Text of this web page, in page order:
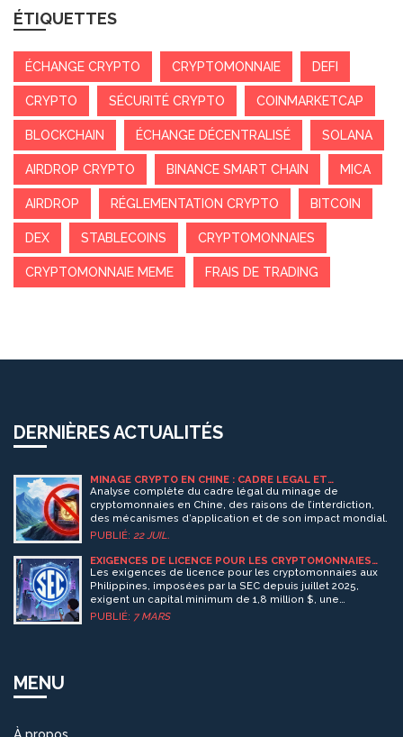
ÉTIQUETTES
ÉCHANGE CRYPTO CRYPTOMONNAIE DEFI
CRYPTO SÉCURITÉ CRYPTO COINMARKETCAP
BLOCKCHAIN ÉCHANGE DÉCENTRALISÉ SOLANA
AIRDROP CRYPTO BINANCE SMART CHAIN MICA
AIRDROP RÉGLEMENTATION CRYPTO BITCOIN
DEX STABLECOINS CRYPTOMONNAIES
CRYPTOMONNAIE MEME FRAIS DE TRADING
DERNIÈRES ACTUALITÉS
MINAGE CRYPTO EN CHINE : CADRE LÉGAL ET
RESTRICTIONS ACTUELLES
Analyse complète du cadre légal du minage de
cryptomonnaies en Chine, des raisons de l’interdiction,
des mécanismes d’application et de son impact mondial.
PUBLIÉ: 22 JUIL.
EXIGENCES DE LICENCE POUR LES CRYPTOMONNAIES
AUX PHILIPPINES SELON LA SEC
Les exigences de licence pour les cryptomonnaies aux
Philippines, imposées par la SEC depuis juillet 2025,
exigent un capital minimum de 1,8 million $, une
présence physique locale et une conformité stricte à
PUBLIÉ: 7 MARS
MENU